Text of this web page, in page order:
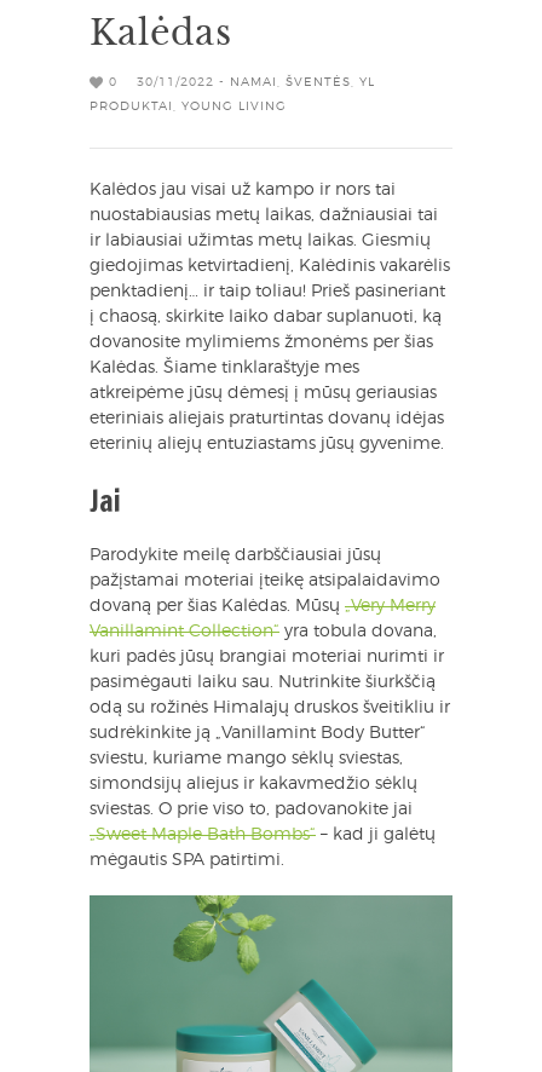
Kalėdas
0 30/11/2022 - NAMAI ŠVENTĖS
YL
PRODUKTAI
YOUNG LIVING
Kalėdos jau visai už kampo ir nors tai
nuostabiausias metų laikas, dažniausiai tai
ir labiausiai užimtas metų laikas. Giesmių
giedojimas ketvirtadienį, Kalėdinis vakarėlis
penktadienį… ir taip toliau! Prieš pasineriant
į chaosą, skirkite laiko dabar suplanuoti, ką
dovanosite mylimiems žmonėms per šias
Kalėdas. Šiame tinklaraštyje mes
atkreipėme jūsų dėmesį į mūsų geriausias
eteriniais aliejais praturtintas dovanų idėjas
eterinių aliejų entuziastams jūsų gyvenime.
Jai
Parodykite meilę darbščiausiai jūsų
pažįstamai moteriai įteikę atsipalaidavimo
dovaną per šias Kalėdas. Mūsų „Very Merry
Vanillamint Collection“ yra tobula dovana,
kuri padės jūsų brangiai moteriai nurimti ir
pasimėgauti laiku sau. Nutrinkite šiurkščią
odą su rožinės Himalajų druskos šveitikliu ir
sudrėkinkite ją „Vanillamint Body Butter“
sviestu, kuriame mango sėklų sviestas,
simondsijų aliejus ir kakavmedžio sėklų
sviestas. O prie viso to, padovanokite jai
„Sweet Maple Bath Bombs“ – kad ji galėtų
mėgautis SPA patirtimi.